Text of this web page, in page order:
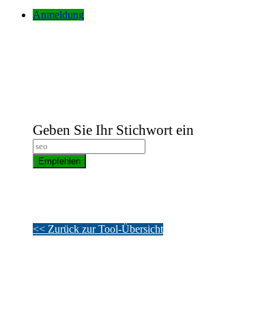
Anmeldung
Geben Sie Ihr Stichwort ein
Empfehlen
<< Zurück zur Tool-Übersicht